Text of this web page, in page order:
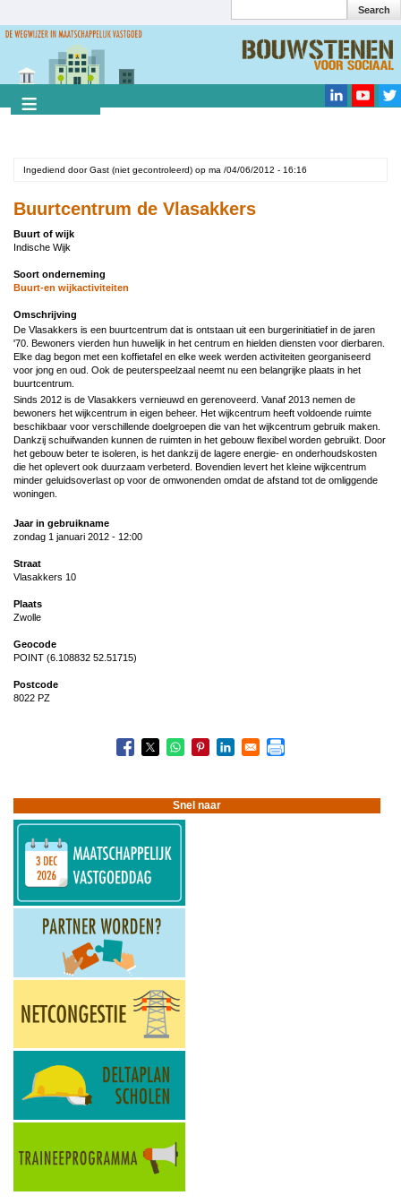
naar
gaan
Search
Ingediend doorGast (niet gecontroleerd) op ma /04/06/2012 - 16:16
Buurtcentrum de Vlasakkers
Buurt of wijk
Indische Wijk
Soort onderneming
Buurt-en wijkactiviteiten
Omschrijving
De Vlasakkers is een buurtcentrum dat is ontstaan uit een burgerinitiatief in de jaren
'70. Bewoners vierden hun huwelijk in het centrum en hielden diensten voor dierbaren.
Elke dag begon met een koffietafel en elke week werden activiteiten georganiseerd
voor jong en oud. Ook de peuterspeelzaal neemt nu een belangrijke plaats in het
buurtcentrum.
Sinds 2012 is de Vlasakkers vernieuwd en gerenoveerd. Vanaf 2013 nemen de
bewoners het wijkcentrum in eigen beheer. Het wijkcentrum heeft voldoende ruimte
beschikbaar voor verschillende doelgroepen die van het wijkcentrum gebruik maken.
Dankzij schuifwanden kunnen de ruimten in het gebouw flexibel worden gebruikt. Door
het gebouw beter te isoleren, is het dankzij de lagere energie- en onderhoudskosten
die het oplevert ook duurzaam verbeterd. Bovendien levert het kleine wijkcentrum
minder geluidsoverlast op voor de omwonenden omdat de afstand tot de omliggende
woningen.
Jaar in gebruikname
zondag 1 januari 2012 - 12:00
Straat
Vlasakkers 10
Plaats
Zwolle
Geocode
POINT (6.108832 52.51715)
Postcode
8022 PZ
Snel naar